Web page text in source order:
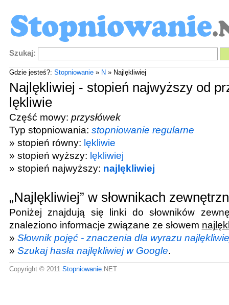
Szukaj:
Gdzie jesteś?: Stopniowanie» N » Najlękliwiej
Najlękliwiej - stopień najwyższy od
lękliwie
Część mowy: przysłówek
Typ stopniowania: stopniowanie regularne
» stopień równy: lękliwie
» stopień wyższy: lękliwiej
» stopień najwyższy: najlękliwiej
„Najlękliwiej” w słownikach
Poniżej znajdują się linki do słowników
znaleziono informacje związane ze słowem
» Słownik pojęć - znaczenia dla wyrazu
» Szukaj hasła najlękliwiej w Google.
Copyright © 2011 Stopniowanie.NET